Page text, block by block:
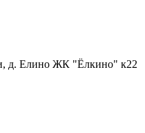
д. Елино ЖК "Ёлкино" к22